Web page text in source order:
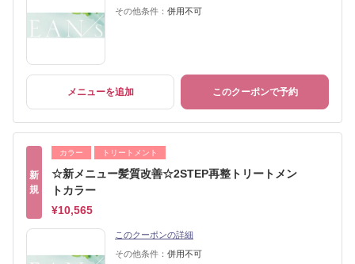
その他条件： 併用不可
メニューを追加 このクーポンで予約
新
規
カラー トリートメント
☆新メニュー髪質改善☆2STEP再整トリートメン
トカラー
¥10,565
このクーポンの詳細
その他条件： 併用不可